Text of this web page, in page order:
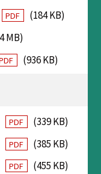
PDF
(184 KB)
MB)
(936 KB)
PDF
(339 KB)
PDF
(385 KB)
PDF (455 KB)